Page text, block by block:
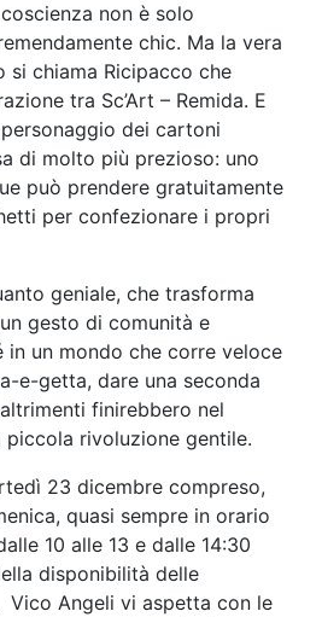
non è solo
chic. Ma la vera
si chiama Ricipacco che
tra Sc’Art – Remida. E
dei cartoni
di molto più prezioso: uno
può prendere gratuitamente
per confezionare i propri
geniale, che trasforma
gesto di comunità e
in un mondo che corre veloce
e-getta, dare una seconda
finirebbero nel
rivoluzione gentile.
23 dicembre compreso,
quasi sempre in orario
10 alle 13 e dalle 14:30
disponibilità delle
Vico Angeli vi aspetta con le